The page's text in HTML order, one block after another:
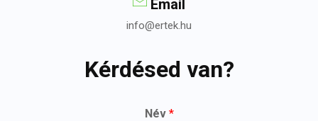
Email
info@ertek.hu
Kérdésed van?
Név *